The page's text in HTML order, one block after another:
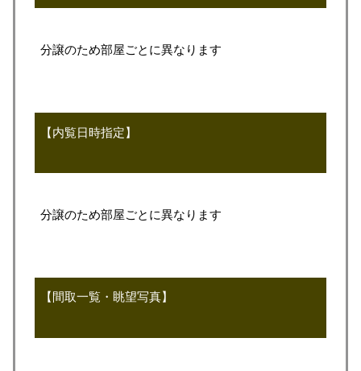
分譲のため部屋ごとに異なります
【内覧日時指定】
分譲のため部屋ごとに異なります
【間取一覧・眺望写真】